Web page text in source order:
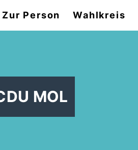
Zur Person Wahlkreis
MOL